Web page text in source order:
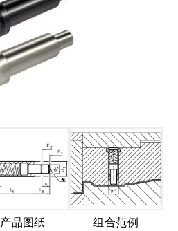
产品图纸 组合范例